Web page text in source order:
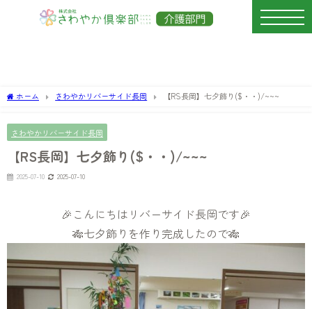
ホーム さわやかリバーサイド長岡 【RS長岡】七夕飾り($・・)/~~~
さわやかリバーサイド長岡
【RS長岡】七夕飾り($・・)/~~~
2025-07-10 2025-07-10
🎉こんにちはリバーサイド長岡です🎉
🎋七夕飾りを作り完成したので🎋